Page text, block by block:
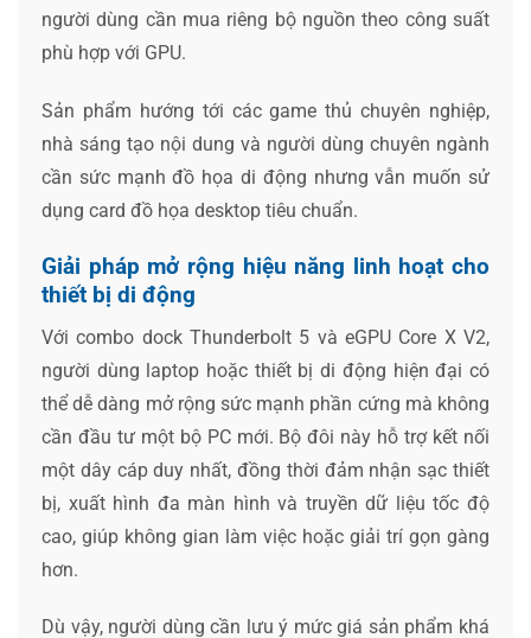
người dùng cần mua riêng bộ nguồn theo công suất
phù hợp với GPU.
Sản phẩm hướng tới các game thủ chuyên nghiệp,
nhà sáng tạo nội dung và người dùng chuyên ngành
cần sức mạnh đồ họa di động nhưng vẫn muốn sử
dụng card đồ họa desktop tiêu chuẩn.
Giải pháp mở rộng hiệu năng linh hoạt cho
thiết bị di động
Với combo dock Thunderbolt 5 và eGPU Core X V2,
người dùng laptop hoặc thiết bị di động hiện đại có
thể dễ dàng mở rộng sức mạnh phần cứng mà không
cần đầu tư một bộ PC mới. Bộ đôi này hỗ trợ kết nối
một dây cáp duy nhất, đồng thời đảm nhận sạc thiết
bị, xuất hình đa màn hình và truyền dữ liệu tốc độ
cao, giúp không gian làm việc hoặc giải trí gọn gàng
hơn.
Dù vậy, người dùng cần lưu ý mức giá sản phẩm khá